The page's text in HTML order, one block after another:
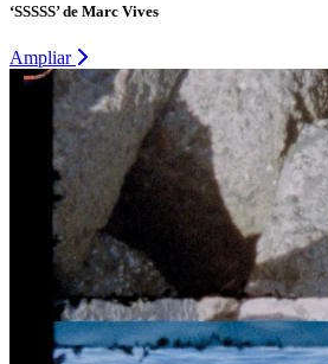
‘SSSSS’ de Marc Vives
Ampliar